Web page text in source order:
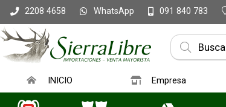
2208 4658 WhatsApp 091 840 783
INICIO Empresa